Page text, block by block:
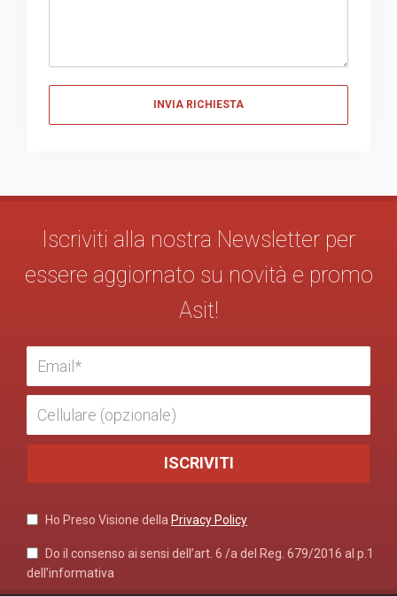
Iscriviti alla nostra Newsletter per
essere aggiornato su novità e promo
Asit!
Ho Preso Visione della Privacy Policy
Do il consenso ai sensi dell’art. 6 /a del Reg. 679/2016 al p.1
dell’informativa